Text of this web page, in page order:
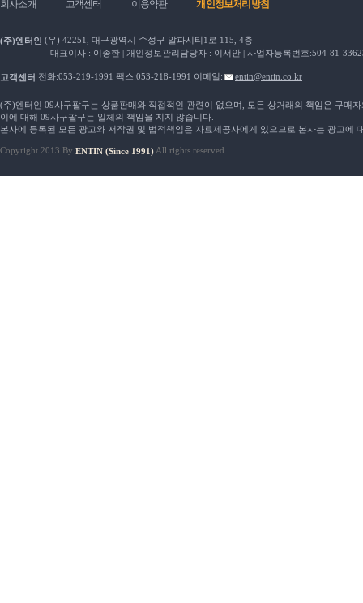
회사소개 고객센터 이용약관 개인정보처리방침
(주)엔터인 (우) 42251, 대구광역시 수성구 알파시티1로 115, 4층
대표이사 : 이종한 | 개인정보관리담당자 : 이서안 | 사업자등록번호:504-81-
고객센터 전화:053-219-1991 팩스:053-218-1991 이메일: entin@entin.co.kr
(주)엔터인 09사구팔구는 상품판매와 직접적인 관련이 없으며, 모든 상거래의 책임은 구매
이에 대해 09사구팔구는 일체의 책임을 지지 않습니다.
본사에 등록된 모든 광고와 저작권 및 법적책임은 자료제공사에게 있으므로 본사는 광고에
Copyright 2013 By ENTIN (Since 1991) All rights reserved.